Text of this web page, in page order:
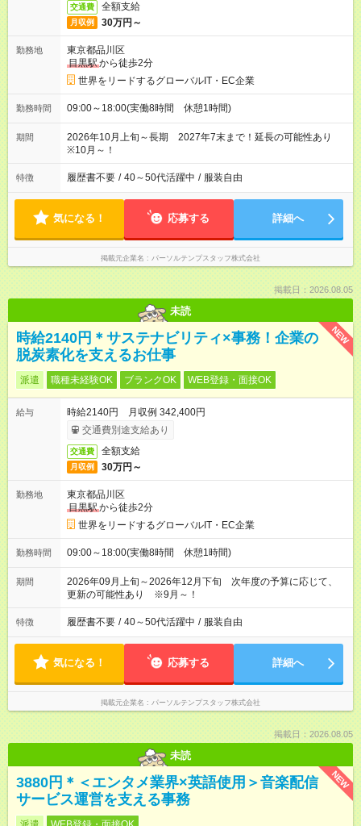
交通費 全額支給
月収例 30万円～
勤務地
東京都品川区
目黒駅から徒歩2分
世界をリードするグローバルIT・EC企業
勤務時間 09:00～18:00(実働8時間 休憩1時間)
期間
2026年10月上旬～長期 2027年7末まで！延長の可能性あり
※10月～！
特徴 履歴書不要 / 40～50代活躍中 / 服装自由
気になる！ 応募する 詳細へ
掲載元企業名 パーソルテンプスタッフ株式会社
掲載日：2026.08.05
未読
NEW
時給2140円＊サステナビリティ×事務！企業の
脱炭素化を支えるお仕事
派遣 職種未経験OK ブランクOK WEB登録・面接OK
給与
時給2140円 月収例 342,400円
交通費別途支給あり
交通費 全額支給
月収例 30万円～
勤務地
東京都品川区
目黒駅から徒歩2分
世界をリードするグローバルIT・EC企業
勤務時間 09:00～18:00(実働8時間 休憩1時間)
期間
2026年09月上旬～2026年12月下旬 次年度の予算に応じて、
更新の可能性あり ※9月～！
特徴 履歴書不要 / 40～50代活躍中 / 服装自由
気になる！ 応募する 詳細へ
掲載元企業名 パーソルテンプスタッフ株式会社
掲載日：2026.08.05
未読
NEW
3880円＊＜エンタメ業界×英語使用＞音楽配信
サービス運営を支える事務